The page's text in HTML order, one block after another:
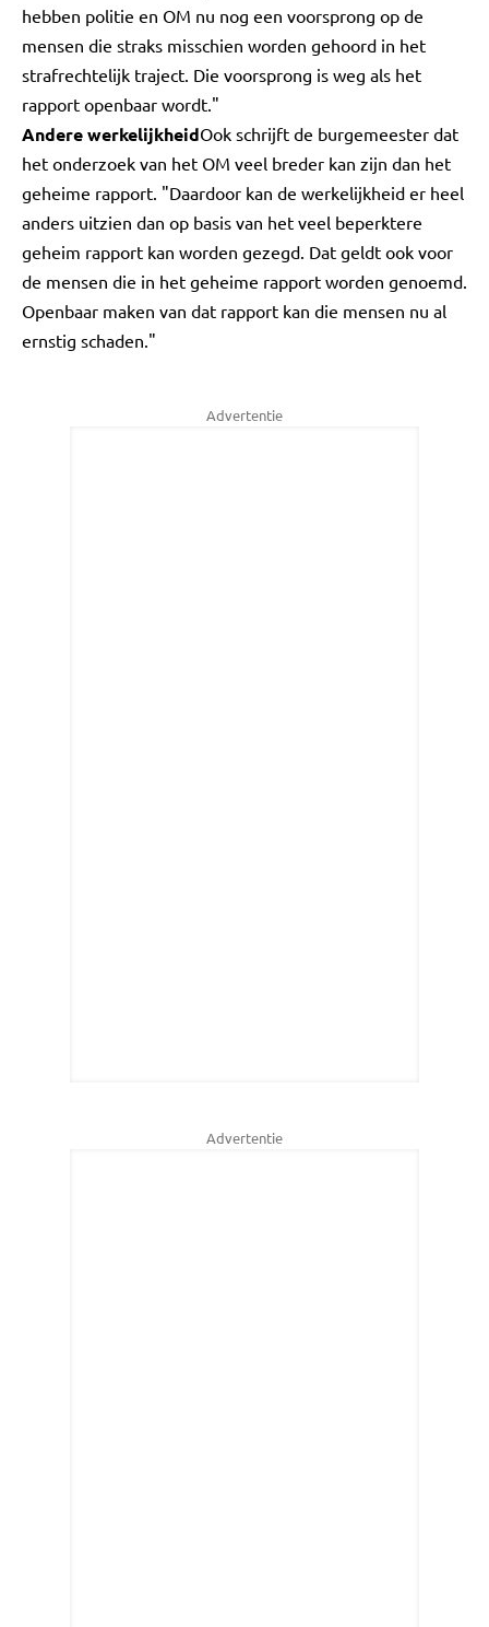
hebben politie en OM nu nog een voorsprong op de
mensen die straks misschien worden gehoord in het
strafrechtelijk traject. Die voorsprong is weg als het
rapport openbaar wordt."
Andere werkelijkheidOok schrijft de burgemeester dat
het onderzoek van het OM veel breder kan zijn dan het
geheime rapport. "Daardoor kan de werkelijkheid er heel
anders uitzien dan op basis van het veel beperktere
geheim rapport kan worden gezegd. Dat geldt ook voor
de mensen die in het geheime rapport worden genoemd.
Openbaar maken van dat rapport kan die mensen nu al
ernstig schaden."
Advertentie
Advertentie